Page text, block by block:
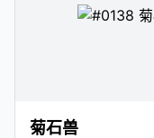
菊石兽